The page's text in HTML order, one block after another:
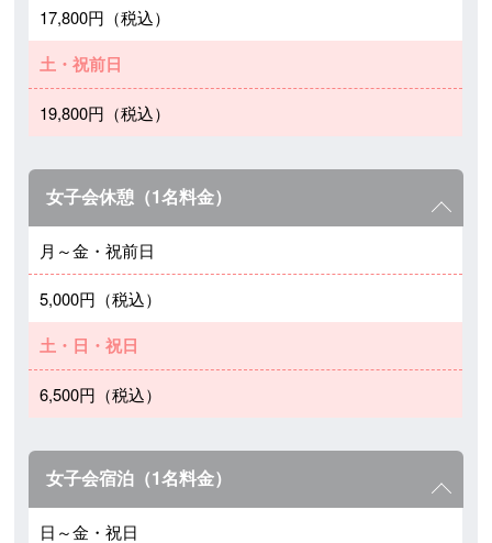
17,800円（税込）
土・祝前日
19,800円（税込）
女子会休憩（1名料金）
月～金・祝前日
5,000円（税込）
土・日・祝日
6,500円（税込）
女子会宿泊（1名料金）
日～金・祝日